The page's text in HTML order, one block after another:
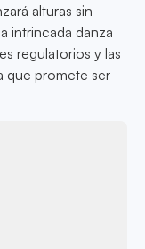
alturas sin
intrincada danza
regulatorios y las
promete ser